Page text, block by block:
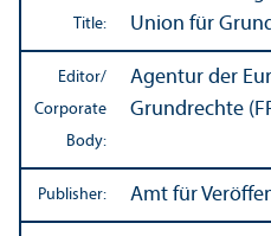
Title:
Union für
Editor/
Corporate
Body:
Agentur der
Grundrechte
Publisher: Amt für